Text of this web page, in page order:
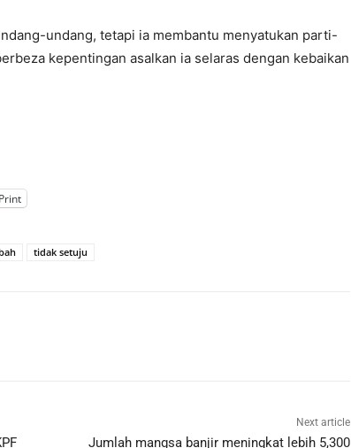
undang, tetapi ia membantu menyatukan parti-
kepentingan asalkan ia selaras dengan kebaikan
Print
tidak setuju
Next article
Jumlah mangsa banjir meningkat lebih 5,300